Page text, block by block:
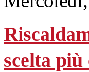
scelta più